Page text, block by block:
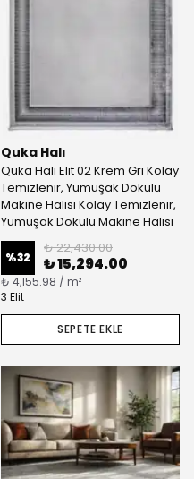
Quka Halı
Quka Halı Elit 02 Krem Gri Kolay
Temizlenir, Yumuşak Dokulu
Makine Halısı Kolay Temizlenir,
Yumuşak Dokulu Makine Halısı
%32
₺ 22,430.00
₺ 15,294.00
₺ 4,155.98 / m²
3 Elit
SEPETE EKLE